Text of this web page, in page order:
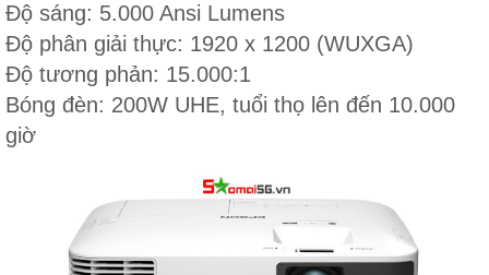
Độ sáng: 5.000 Ansi Lumens
Độ phân giải thực: 1920 x 1200 (WUXGA)
Độ tương phản: 15.000:1
Bóng đèn: 200W UHE, tuổi thọ lên đến 10.000
giờ